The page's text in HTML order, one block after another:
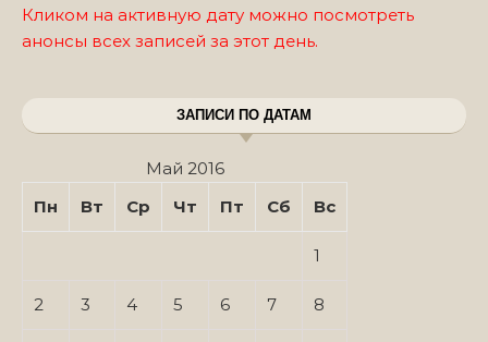
Кликом на активную дату можно посмотреть
анонсы всех записей за этот день.
ЗАПИСИ ПО ДАТАМ
Май 2016
Пн
Вт Ср Чт Пт Сб Вс
1
2 3 4 5 6 7 8